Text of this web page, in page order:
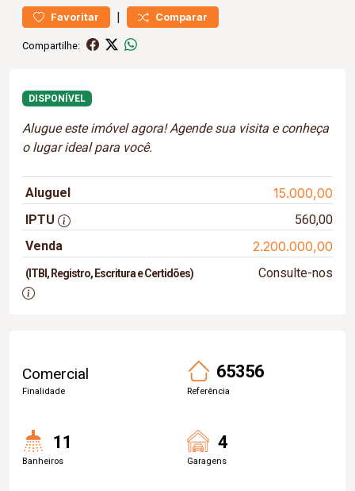
Favoritar | Comparar
Compartilhe:
DISPONÍVEL
Alugue este imóvel agora! Agende sua visita e conheça
o lugar ideal para você.
Aluguel 15.000,00
IPTU
560,00
Venda
2.200.000,00
(ITBI, Registro, Escritura e Certidões) Consulte-nos
Comercial
Finalidade
65356
Referência
11
Banheiros
4
Garagens